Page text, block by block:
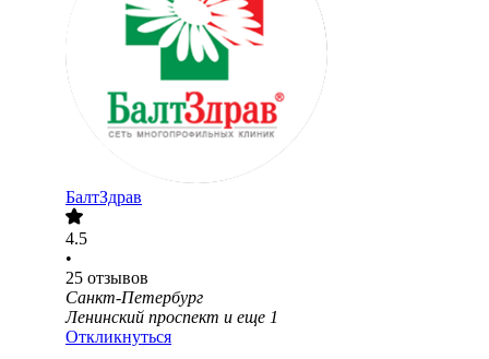
БалтЗдрав
4.5
•
25 отзывов
Санкт-Петербург
Ленинский проспект и еще 1
Откликнуться